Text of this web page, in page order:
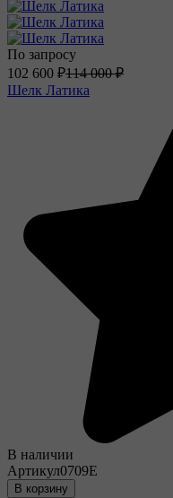
По запросу
102 600 ₽114 000 ₽
Шелк Латика
В наличии
Артикул0709E
В корзину